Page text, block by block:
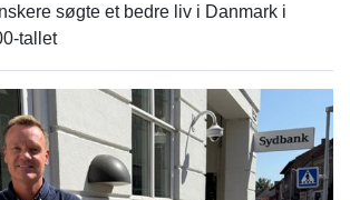
søgte et bedre liv i Danmark i
tallet